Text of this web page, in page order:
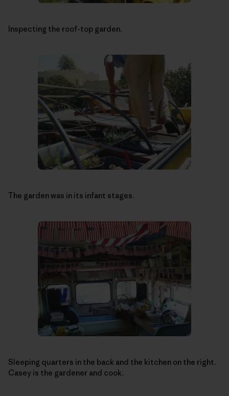
Inspecting the roof-top garden.
The garden was in its infant stages.
Sleeping quarters in the back and the kitchen on the right.
Casey is the gardener and cook.